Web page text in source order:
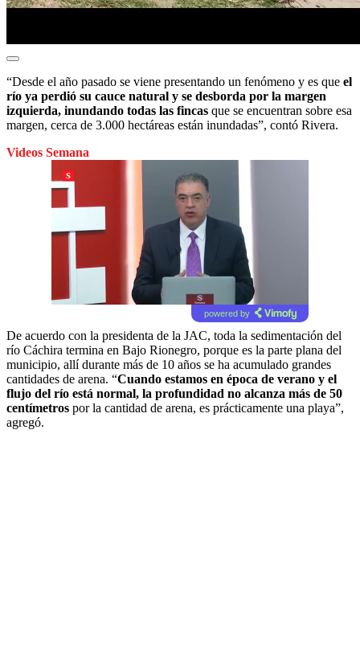
“Desde el año pasado se viene presentando un fenómeno y es que el
río ya perdió su cauce natural y se desborda por la margen
izquierda, inundando todas las fincas que se encuentran sobre esa
margen, cerca de 3.000 hectáreas están inundadas”, contó Rivera.
Videos Semana
powered by
De acuerdo con la presidenta de la JAC, toda la sedimentación del
río Cáchira termina en Bajo Rionegro, porque es la parte plana del
municipio, allí durante más de 10 años se ha acumulado grandes
cantidades de arena. “Cuando estamos en época de verano y el
flujo del río está normal, la profundidad no alcanza más de 50
centímetros por la cantidad de arena, es prácticamente una playa”,
agregó.